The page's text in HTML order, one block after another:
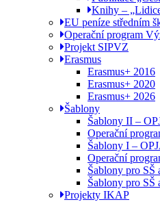
Knihy –
EU peníze středním
Operační program
Projekt SIPVZ
Erasmus
Erasmus+ 2016
Erasmus+ 2020
Erasmus+ 2026
Šablony
Šablony II –
Operační
Šablony I –
Operační
Šablony pro SŠ
Šablony pro SŠ
Projekty IKAP